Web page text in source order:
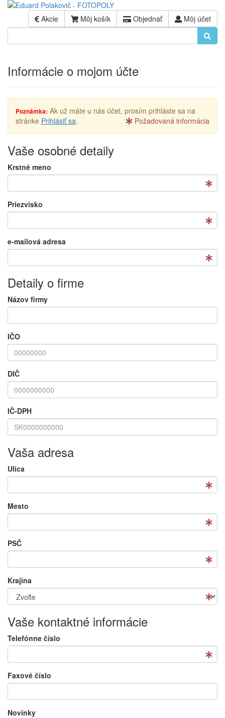
Akcie Môj košík Objednať Môj účet
Informácie o mojom účte
Poznámka: Ak už máte u nás účet, prosím prihláste sa na
stránke Prihlásiť sa. Požadovaná informácia
Vaše osobné detaily
Krstné meno
Priezvisko
e-mailová adresa
Detaily o firme
Názov firmy
IČO
DIČ
IČ-DPH
Vaša adresa
Ulica
Mesto
PSČ
Krajina
Vaše kontaktné informácie
Telefónne číslo
Faxové číslo
Novinky